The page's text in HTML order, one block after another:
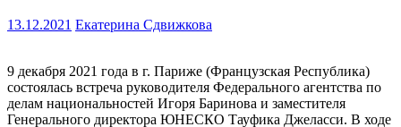
13.12.2021 Екатерина Сдвижкова
9 декабря 2021 года в г. Париже (Французская Республика)
состоялась встреча руководителя Федерального агентства по
делам национальностей Игоря Баринова и заместителя
Генерального директора ЮНЕСКО Тауфика Джеласси. В ходе